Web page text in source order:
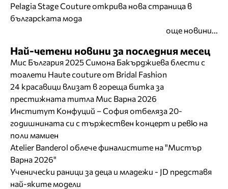
Pelagia Stage Couture открива нова страница в
българската мода
още новини...
Най-четени новини за последния месец
Мис България 2025 Симона Бакърджиева блести с
тоалети Haute couture от Bridal Fashion
24 красавици влизат в гореща битка за
престижната титла Мис Варна 2026
Институт Конфуций – София отбеляза 20-
годишнината си с тържествен концерт и ревю на
поли мамиен
Atelier Banderol облече финалистите на "Мистър
Варна 2026"
Ученически раници за деца и младежи - JD представя
най-яките модели